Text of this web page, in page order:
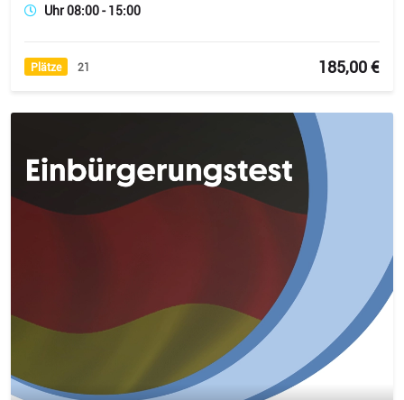
Uhr 08:00 - 15:00
Plätze 21 185,00 €